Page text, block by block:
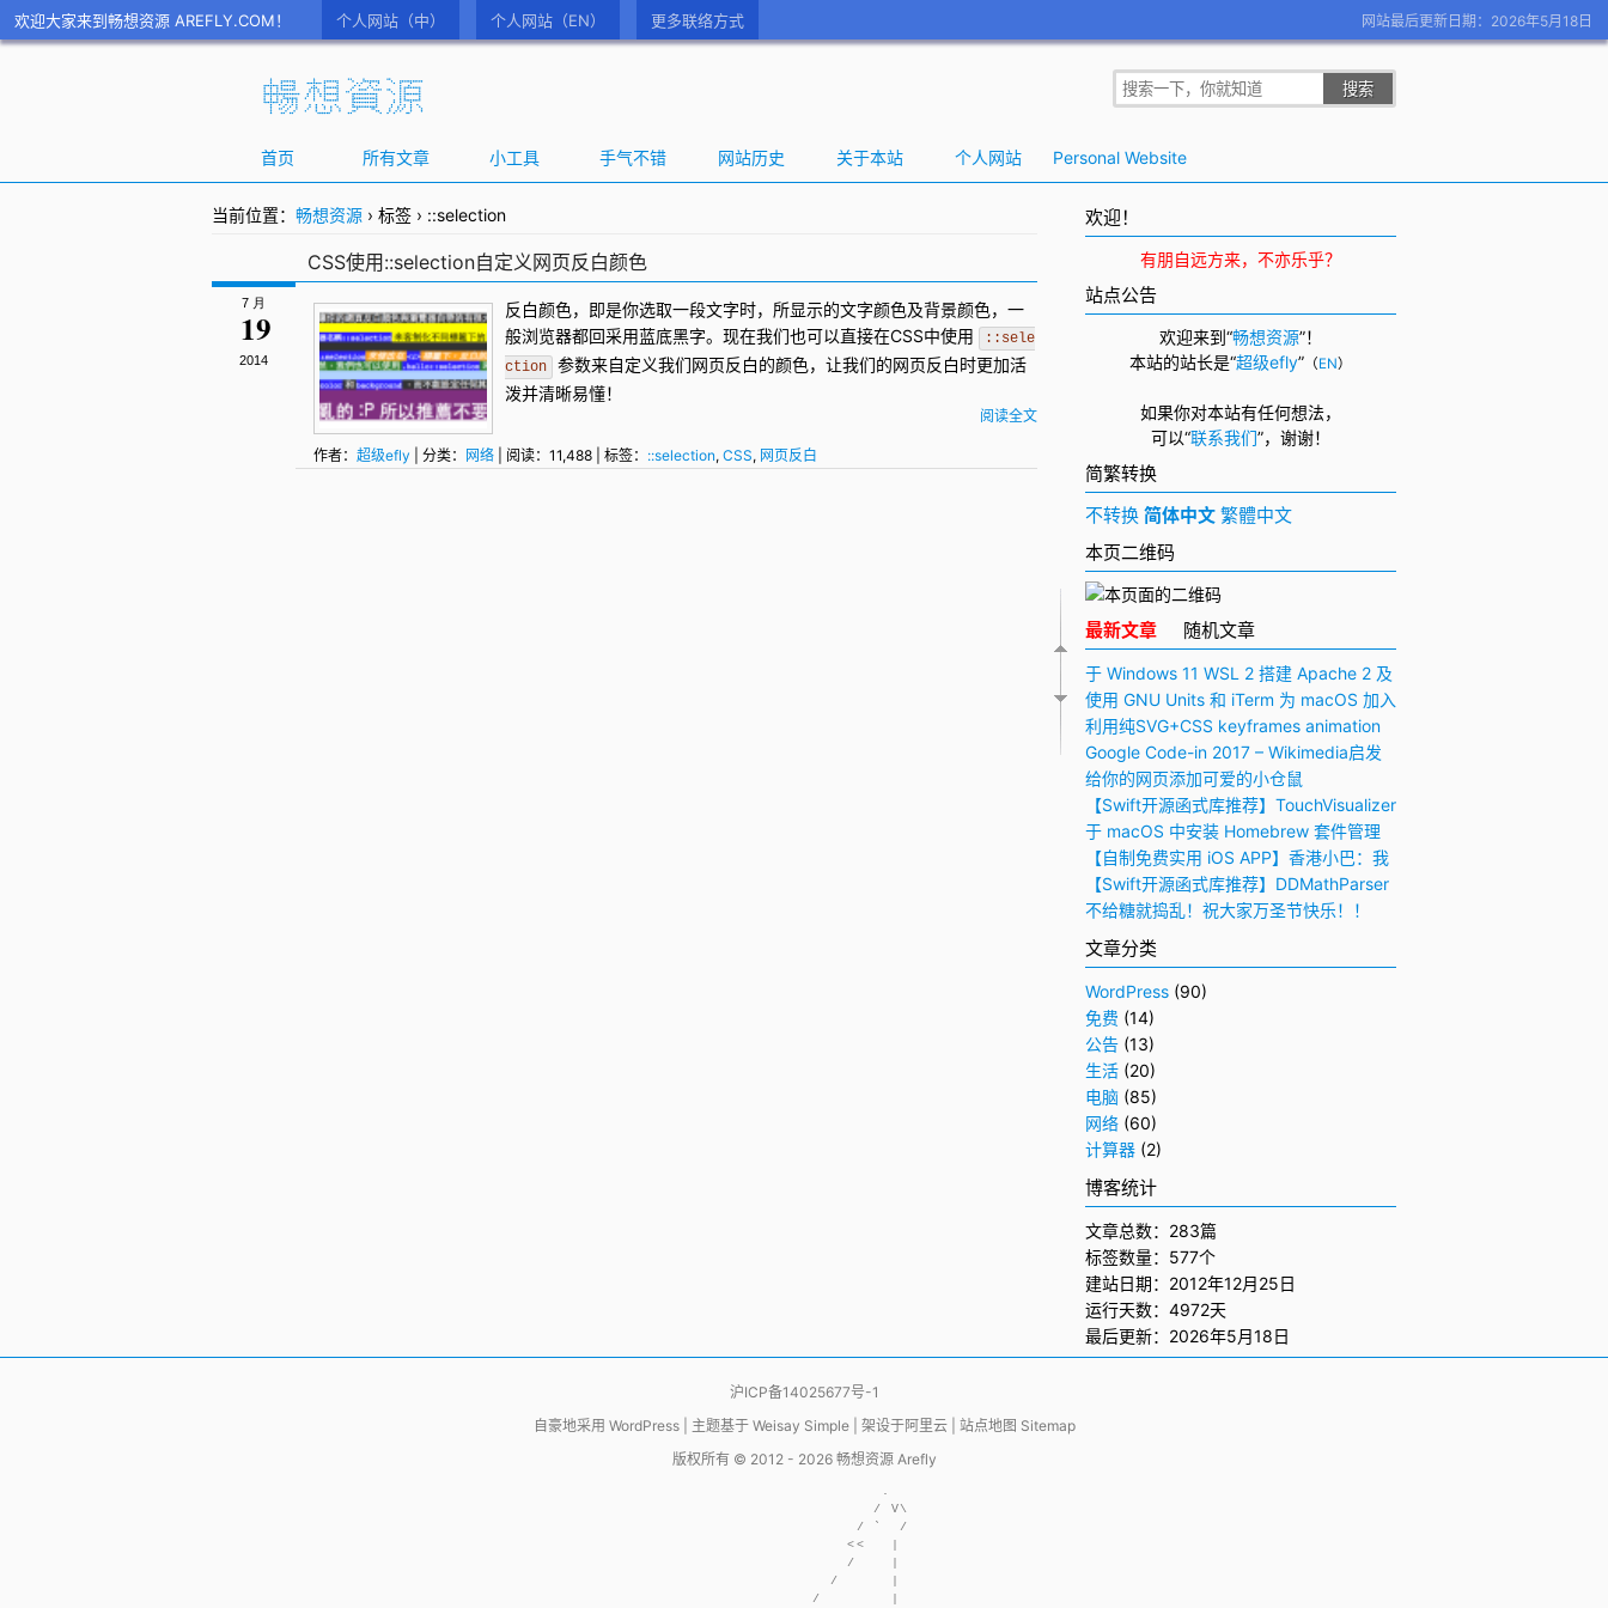
网站最后更新日期：2026年5月18日
欢迎大家来到畅想资源 AREFLY.COM！ 个人网站（中） 个人网站（EN） 更多联络方式
首页 所有文章 小工具 手气不错 网站历史 关于本站 个人网站 Personal Website
当前位置： 畅想资源 › 标签 › ::selection
CSS使用::selection自定义网页反白颜色
7 月
19
2014
反白颜色，即是你选取一段文字时，所显示的文字颜色及背景颜色，一
般浏览器都回采用蓝底黑字。现在我们也可以直接在CSS中使用
::sele
ction
参数来自定义我们网页反白的颜色，让我们的网页反白时更加活
泼并清晰易懂！
阅读全文
作者： 超级efly | 分类： 网络 | 阅读：11,488 | 标签： ::selection, CSS, 网页反白
欢迎！
有朋自远方来，不亦乐乎？
站点公告
欢迎来到“畅想资源”！
本站的站长是“超级efly” （EN）
如果你对本站有任何想法，
可以“联系我们”， 谢谢！
简繁转换
不转换 简体中文 繁體中文
本页二维码
最新文章 随机文章
于 Windows 11 WSL 2 搭建 Apache 2 及
PHP 7 开发环境
使用 GNU Units 和 iTerm 为 macOS 加入
快捷多功能计算器
利用纯SVG+CSS keyframes animation
动画实现手写毛笔字（书法）效果
Google Code-in 2017 – Wikimedia启发
与感想
给你的网页添加可爱的小仓鼠
【Swift开源函式库推荐】TouchVisualizer
– 于屏幕上显示你所触摸的位置
于 macOS 中安装 Homebrew 套件管理
工具
【自制免费实用 iOS APP】香港小巴：我
要下车！
【Swift开源函式库推荐】DDMathParser
– 通过文字表达式（算式）计算结果
不给糖就捣乱！祝大家万圣节快乐！！
文章分类
WordPress (90)
免费 (14)
公告 (13)
生活 (20)
电脑 (85)
网络 (60)
计算器 (2)
博客统计
文章总数：283篇
标签数量：577个
建站日期：2012年12月25日
运行天数：4972天
最后更新：2026年5月18日
沪ICP备14025677号-1
自豪地采用 WordPress| 主题基于 Weisay Simple| 架设于阿里云| 站点地图 Sitemap
版权所有 © 2012 - 2026 畅想资源 Arefly
                     .
                    / V\
                  / `  /
                 <<   |
                 /    |
               /      |
             /        |